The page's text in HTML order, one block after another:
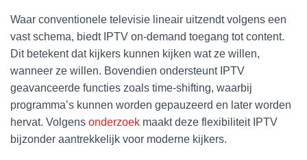
Waar conventionele televisie lineair uitzendt volgens een
vast schema, biedt IPTV on-demand toegang tot content.
Dit betekent dat kijkers kunnen kijken wat ze willen,
wanneer ze willen. Bovendien ondersteunt IPTV
geavanceerde functies zoals time-shifting, waarbij
programma’s kunnen worden gepauzeerd en later worden
hervat. Volgens onderzoek maakt deze flexibiliteit IPTV
bijzonder aantrekkelijk voor moderne kijkers.